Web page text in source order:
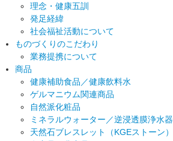
理念・健康五訓
発足経緯
社会福祉活動について
ものづくりのこだわり
業務提携について
商品
健康補助食品／健康飲料水
ゲルマニウム関連商品
自然派化粧品
ミネラルウォーター／逆浸透膜浄水器
天然石ブレスレット（KGEストーン）